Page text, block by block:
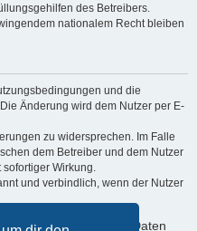
des Betreibers.
nationalem Recht bleiben
und die
Änderung wird dem Nutzer per E-
zu widersprechen. Im Falle
dem Betreiber und dem Nutzer
Wirkung.
und verbindlich, wenn der Nutzer
deinen persönlichen Daten